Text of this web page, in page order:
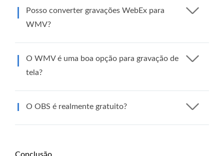
Posso converter gravações WebEx para
WMV?
O WMV é uma boa opção para gravação de
tela?
O OBS é realmente gratuito?
Conclusão